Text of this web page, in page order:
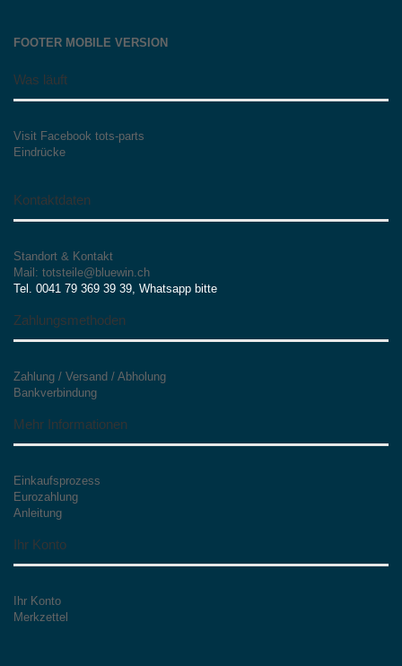
FOOTER MOBILE VERSION
Was läuft
Visit Facebook tots-parts
Eindrücke
Kontaktdaten
Standort & Kontakt
Mail: totsteile@bluewin.ch
Tel. 0041 79 369 39 39, Whatsapp bitte
Zahlungsmethoden
Zahlung / Versand / Abholung
Bankverbindung
Mehr Informationen
Einkaufsprozess
Eurozahlung
Anleitung
Ihr Konto
Ihr Konto
Merkzettel